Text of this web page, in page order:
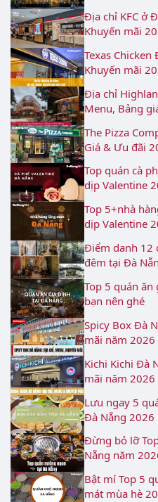
Địa chỉ KFC ở
Khuyến mãi
Texas
Khuyến mãi
Địa chỉ
Menu, Bảng
The Pizza
Giá & Ưu đãi
Top quán cà
dịp Valentine
Top 5+nhà
dịp Valentine
Điểm danh 12
đêm tại Đà
Top 5 quán
bạn nên ghé
Spicy Box Đà
mãi năm 2026
Kichi Kichi Đà
mãi năm 2026
Lưu ngay 5
Đà Nẵng 2026
Đừng bỏ lỡ
Nẵng năm
Bật mí Top 5
mát mùa hè